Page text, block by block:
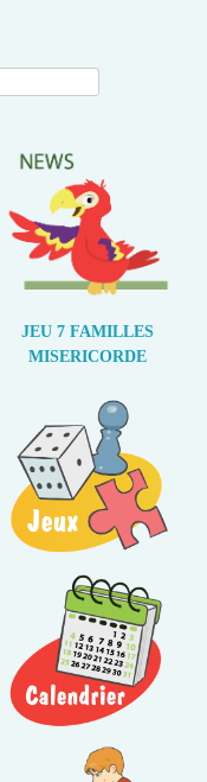
JEU 7 FAMILLES
MISERICORDE